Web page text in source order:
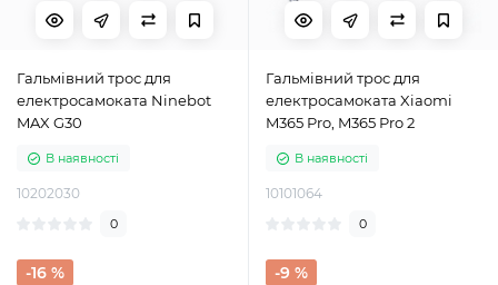
Гальмівний трос для
електросамоката Ninebot
MAX G30
В наявності
10202030
0
-16 %
Гальмівний трос для
електросамоката Xiaomi
M365 Pro, M365 Pro 2
В наявності
10101064
0
-9 %